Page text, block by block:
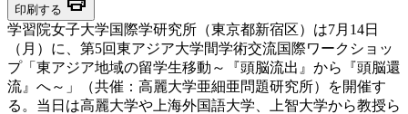
印刷する
学習院女子大学国際学研究所（東京都新宿区）は7月14日
（月）に、第5回東アジア大学間学術交流国際ワークショッ
プ「東アジア地域の留学生移動～『頭脳流出』から『頭脳還
流』へ～」（共催：高麗大学亜細亜問題研究所）を開催す
る。当日は高麗大学や上海外国語大学、上智大学から教授ら